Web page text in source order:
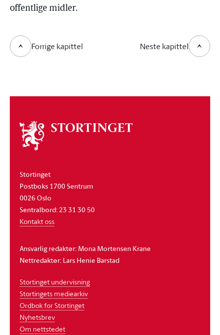
offentlige midler.
Forrige kapittel Neste kapittel
Om
stortinget
Stortinget
Postboks 1700 Sentrum
0026 Oslo
Sentralbord: 23 31 30 50
Kontakt oss
Ansvarlig redaktør: Mona Mortensen Krane
Nettredaktør: Lars Henie Barstad
Stortinget undervisning
Stortingets mediearkiv
Ordbok for Stortinget
Nyhetsbrev
Om nettstedet